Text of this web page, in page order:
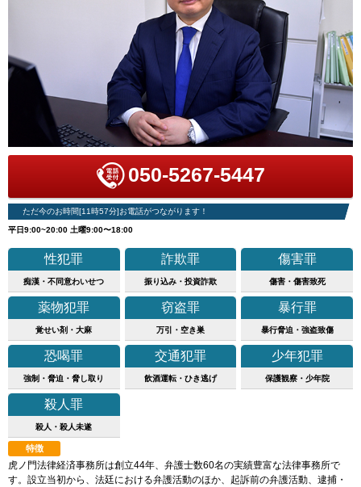
050-5267-5447
ただ今のお時間[11時57分]お電話がつながります！
平日9:00~20:00 土曜9:00〜18:00
性犯罪
痴漢・不同意わいせつ
詐欺罪
振り込み・投資詐欺
傷害罪
傷害・傷害致死
薬物犯罪
覚せい剤・大麻
窃盗罪
万引・空き巣
暴行罪
暴行脅迫・強盗致傷
恐喝罪
強制・脅迫・脅し取り
交通犯罪
飲酒運転・ひき逃げ
少年犯罪
保護観察・少年院
殺人罪
殺人・殺人未遂
特徴
虎ノ門法律経済事務所は創立44年、弁護士数60名の実績豊富な法律事務所で
す。設立当初から、法廷における弁護活動のほか、起訴前の弁護活動、逮捕・